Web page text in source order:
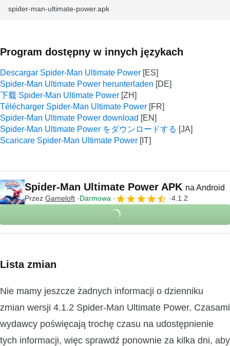
spider-man-ultimate-power.apk
Program dostępny w innych językach
Descargar Spider-Man Ultimate Power
Spider-Man Ultimate Power herunterladen
下载 Spider-Man Ultimate Power
Télécharger Spider-Man Ultimate Power
Spider-Man Ultimate Power download
Spider-Man Ultimate Power をダウンロードする
Scaricare Spider-Man Ultimate Power
Spider-Man Ultimate Power APK na Android
Przez Gameloft Darmowa 4.1.2
Lista zmian
Nie mamy jeszcze żadnych informacji o dzienniku
zmian wersji 4.1.2 Spider-Man Ultimate Power. Czasami
wydawcy poświęcają trochę czasu na udostępnienie
tych informacji, więc sprawdź ponownie za kilka dni, aby